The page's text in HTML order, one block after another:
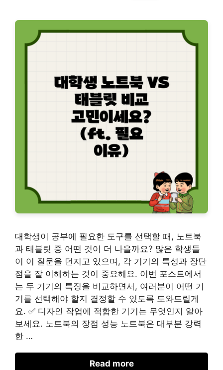
대학생이 공부에 필요한 도구를 선택할 때, 노트북
과 태블릿 중 어떤 것이 더 나을까요? 많은 학생들
이 이 질문을 던지고 있으며, 각 기기의 특성과 장단
점을 잘 이해하는 것이 중요해요. 이번 포스트에서
는 두 기기의 특징을 비교하면서, 여러분이 어떤 기
기를 선택해야 할지 결정할 수 있도록 도와드릴게
요. ✅ 디자인 작업에 적합한 기기는 무엇인지 알아
보세요. 노트북의 장점 성능 노트북은 대부분 강력
한 …
Read more